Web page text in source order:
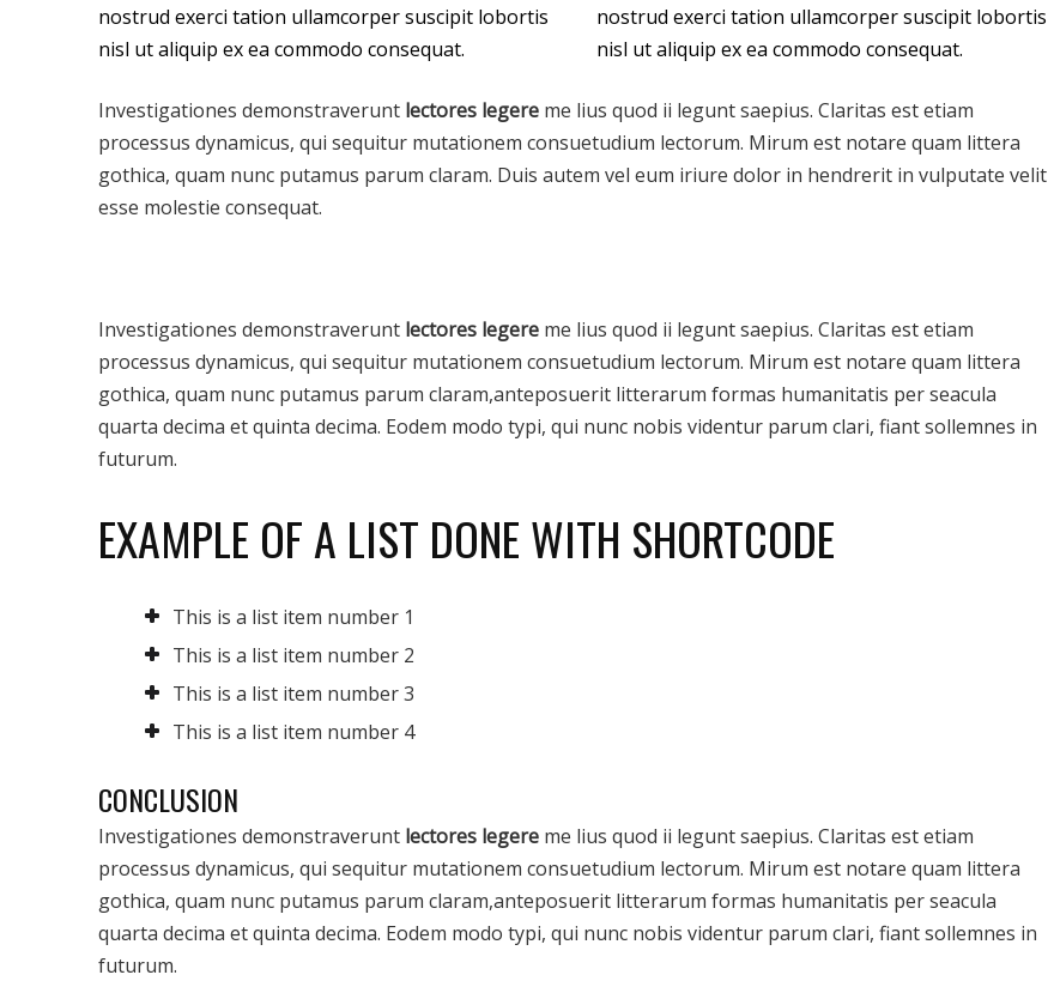
nostrud exerci tation ullamcorper suscipit lobortis
nisl ut aliquip ex ea commodo consequat.
nostrud exerci tation ullamcorper suscipit lobortis
nisl ut aliquip ex ea commodo consequat.
Investigationes demonstraverunt lectores legere me lius quod ii legunt saepius. Claritas est etiam
processus dynamicus, qui sequitur mutationem consuetudium lectorum. Mirum est notare quam littera
gothica, quam nunc putamus parum claram. Duis autem vel eum iriure dolor in hendrerit in vulputate velit
esse molestie consequat.
Investigationes demonstraverunt lectores legere me lius quod ii legunt saepius. Claritas est etiam
processus dynamicus, qui sequitur mutationem consuetudium lectorum. Mirum est notare quam littera
gothica, quam nunc putamus parum claram,anteposuerit litterarum formas humanitatis per seacula
quarta decima et quinta decima. Eodem modo typi, qui nunc nobis videntur parum clari, fiant sollemnes in
futurum.
EXAMPLE OF A LIST DONE WITH SHORTCODE
This is a list item number 1
This is a list item number 2
This is a list item number 3
This is a list item number 4
CONCLUSION
Investigationes demonstraverunt lectores legere me lius quod ii legunt saepius. Claritas est etiam
processus dynamicus, qui sequitur mutationem consuetudium lectorum. Mirum est notare quam littera
gothica, quam nunc putamus parum claram,anteposuerit litterarum formas humanitatis per seacula
quarta decima et quinta decima. Eodem modo typi, qui nunc nobis videntur parum clari, fiant sollemnes in
futurum.